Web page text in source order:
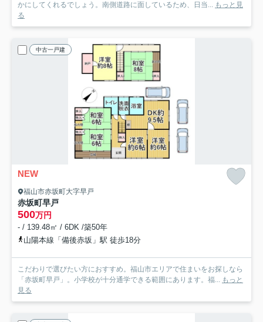
かにしてくれるでしょう。南側道路に面しているため、日当... もっと見
る
中古一戸建
NEW
福山市赤坂町大字早戸
赤坂町早戸
500万円
- / 139.48㎡ / 6DK /築50年
山陽本線「備後赤坂」駅 徒歩18分
こだわりで選びたい方におすすめ。福山市エリアで住まいをお探しなら
「赤坂町早戸」。小学校が十分通学できる範囲にあります。福... もっと
見る